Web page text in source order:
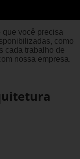
que você precisa
como
cada trabalho de
nossa empresa.